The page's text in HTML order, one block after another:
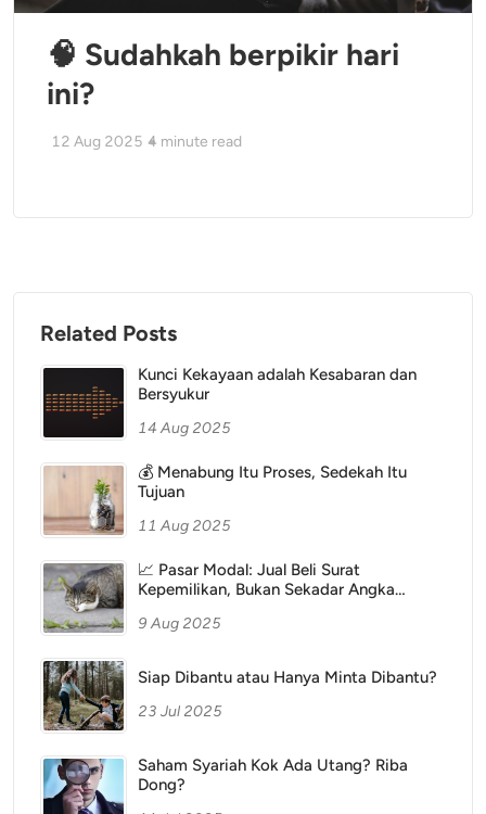
🧠 Sudahkah berpikir hari
ini?
12 Aug 2025 4 minute read
Related Posts
Kunci Kekayaan adalah Kesabaran dan
Bersyukur
14 Aug 2025
💰 Menabung Itu Proses, Sedekah Itu
Tujuan
11 Aug 2025
📈 Pasar Modal: Jual Beli Surat
Kepemilikan, Bukan Sekadar Angka
9 Aug 2025
Siap Dibantu atau Hanya Minta Dibantu?
23 Jul 2025
Saham Syariah Kok Ada Utang? Riba
Dong?